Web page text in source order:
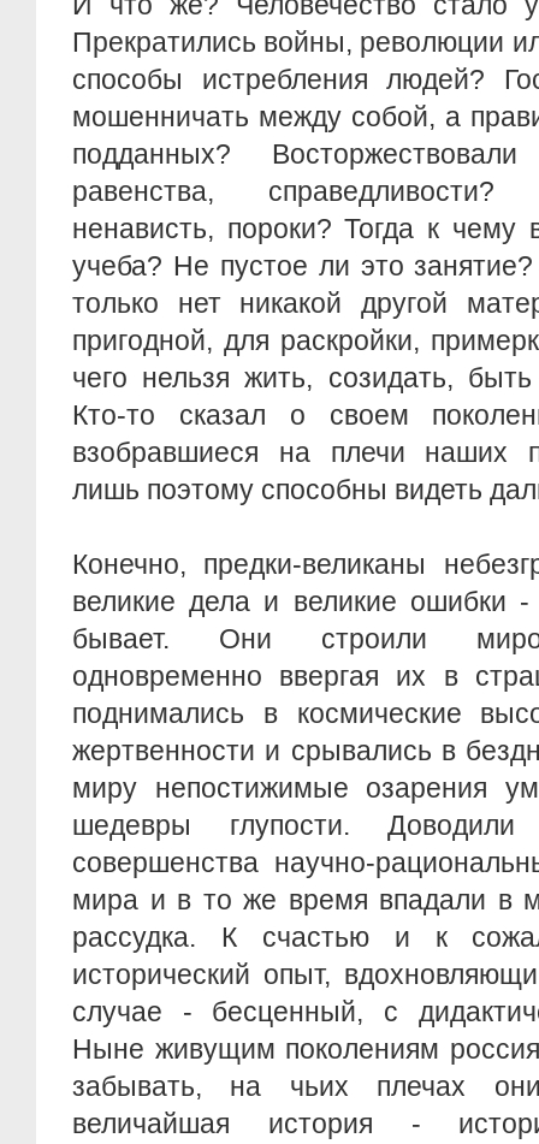
Прекратились войны, революции
способы истребления людей?
мошенничать между собой, а
подданных?
равенства,
ненависть, пороки? Тогда к чему
учеба? Не пустое ли это
только нет никакой другой
пригодной, для раскройки,
чего нельзя жить, созидать,
Кто-то сказал о своем
взобравшиеся на плечи наших
лишь поэтому способны видеть
Конечно, предки-великаны
великие дела и великие ошибки
бывает. Они строили
одновременно ввергая их в
поднимались в космические
жертвенности и срывались в
миру непостижимые озарения
шедевры глупости.
совершенства научно-
мира и в то же время впадали в
рассудка. К счастью и к
исторический опыт,
случае - бесценный, с
Ныне живущим поколениям
забывать, на чьих плечах
величайшая история -